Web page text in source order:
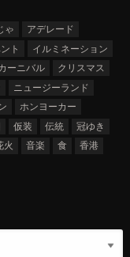
ゃ
アデレード
ト
イルミネーション
ーニバル
クリスマス
ニュージーランド
ホンヨーカー
仮装 伝統
冠ゆき
火 音楽 食 香港